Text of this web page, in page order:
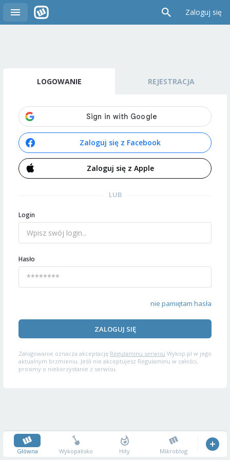
Zaloguj się
LOGOWANIE REJESTRACJA
Zaloguj się z Facebook
Zaloguj się z Apple
LUB
Login
Hasło
nie pamiętam hasła
ZALOGUJ SIĘ
Zalogowanie oznacza akceptację Regulaminu serwisu Wykop.pl w jego
aktualnym brzmieniu. Jeśli nie akceptujesz Regulaminu w całości,
prosimy o niekorzystanie z serwisu.
Główna Wykopalisko Hity Mikroblog